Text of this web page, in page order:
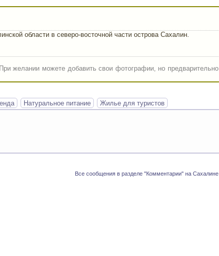
области в северо-восточной части острова Сахалин.
желании можете добавить свои фотографии, но предварительно
Натуральное питание Жилье для туристов
Все сообщения в разделе "Комментарии" на Сахалине